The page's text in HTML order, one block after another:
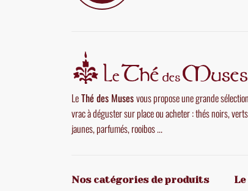
LeThé des Musesvous propose une grande
vrac à déguster sur place ou acheter : thés noirs,
jaunes, parfumés, rooibos ...
Nos catégories de produits